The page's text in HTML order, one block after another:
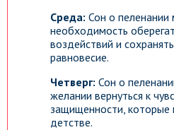
Среда: Сон о пеленании
необходимость
воздействий и
равновесие.
Четверг: Сон о
желании вернуться к
защищенности,
детстве.